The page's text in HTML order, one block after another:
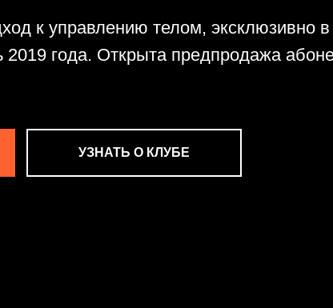
к управлению телом, эксклюзивно
года. Открыта предпродажа
УЗНАТЬ О КЛУБЕ